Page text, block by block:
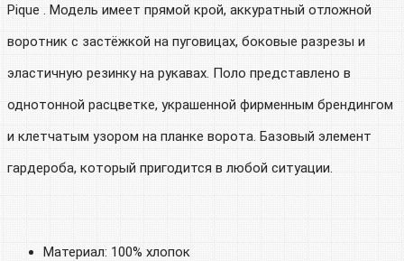
Pique . Модель имеет прямой крой, аккуратный отложной
воротник с застёжкой на пуговицах, боковые разрезы и
эластичную резинку на рукавах. Поло представлено в
однотонной расцветке, украшенной фирменным брендингом
и клетчатым узором на планке ворота. Базовый элемент
гардероба, который пригодится в любой ситуации.
Материал: 100% хлопок